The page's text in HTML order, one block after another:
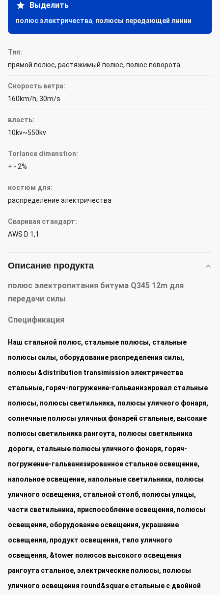
Выделить
полюс электричества, полюсы передающей линии
Тип:
прямой полюс, растяжимый полюс, полюс поворота
Скорость ветра:
160km/h, 30m/s
власть:
10kv~550kv
Torlance dimenstion:
+ - 2%
костюм для:
распределение электричества
Сваривая стандарт:
AWS D 1,1
Описание продукта
полюс электропитания битума Q345 12m для
передачи силы
Спецификация
Наш стальной полюс, стальные полюсы, стальные
полюсы силы, оборудование распределения силы,
полюсы &distribution transimission электричества
стальные, горяч-погружение-гальванизировал стальные
полюсы, полюсы светильника, полюсы уличного фонаря,
солнечные полюсы уличных фонарей стальные, высокие
полюсы светильника рангоута, полюсы светильника
дороги, стальные полюсы уличного фонаря, горяч-
погружение-гальванизированное стальное освещение,
напольное освещение, напольные светильники, полюсы
уличного освещения, стальной столб, полюсы улицы,
части светильника, приспособление освещения, полюсы
освещения, оборудование освещения, украшение
освещения, продукт освещения, тело уличного
освещения, &tower полюсов высокого освещения
рангоута стальное, электрические полюсы, полюсы
уличного освещения round&square стальные с двойной